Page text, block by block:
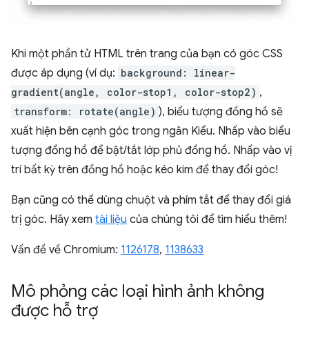
Khi một phần tử HTML trên trang của bạn có góc CSS
được áp dụng (ví dụ: background: linear-
gradient(angle, color-stop1, color-stop2) ,
transform: rotate(angle) ), biểu tượng đồng hồ sẽ
xuất hiện bên cạnh góc trong ngăn Kiểu. Nhấp vào biểu
tượng đồng hồ để bật/tắt lớp phủ đồng hồ. Nhấp vào vị
trí bất kỳ trên đồng hồ hoặc kéo kim để thay đổi góc!
Bạn cũng có thể dùng chuột và phím tắt để thay đổi giá
trị góc. Hãy xem tài liệu của chúng tôi để tìm hiểu thêm!
Vấn đề về Chromium: 1126178, 1138633
Mô phỏng các loại hình ảnh không
được hỗ trợ